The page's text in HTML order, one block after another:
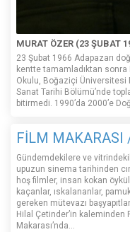
MURAT ÖZER (23 ŞUBAT
23 Şubat 1966 Adapazarı
kentte tamamladıktan sonra
Okulu, Boğaziçi
Sanat Tarihi Bölümü’nde
bitirmedi. 1990’da 2000’e
FİLM MAKARASI
Gündemdekilere ve
upuzun sinema tarihinden
hoş filmler, insan kokan
kaçanlar, ıskalananlar,
gereken mütevazı
Hilal Çetinder’in kaleminden
Makarası’nda…